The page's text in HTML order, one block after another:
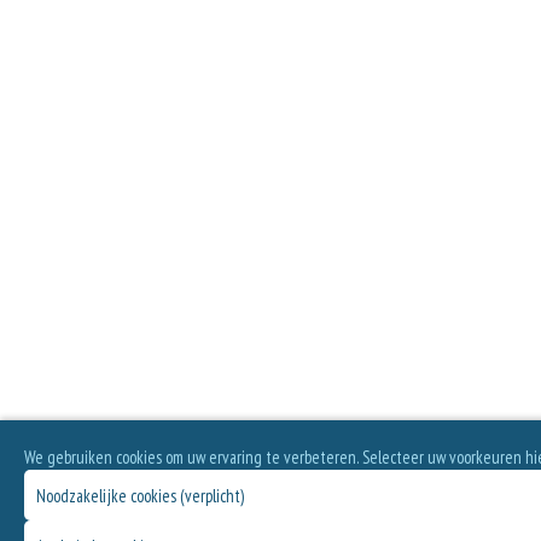
We gebruiken cookies om uw ervaring te verbeteren. Selecteer uw voorkeuren
Noodzakelijke cookies (verplicht)